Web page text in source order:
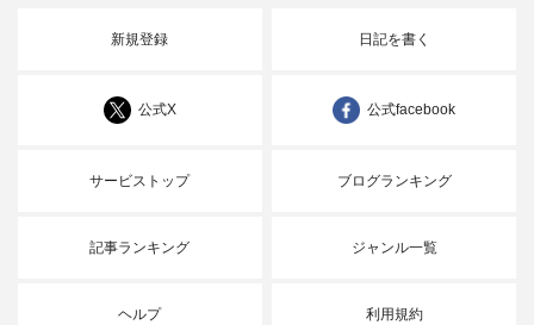
新規登録 日記を書く
公式X 公式facebook
サービストップ ブログランキング
記事ランキング ジャンル一覧
ヘルプ 利用規約